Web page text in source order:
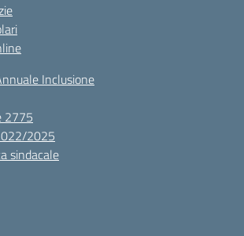
Inclusione
2775
2025
sindacale